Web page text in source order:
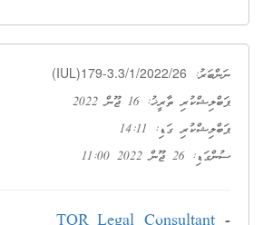
ނަންބަރު: (IUL)179-3.3/1/2022/26
ޕަބްލިޝްކުރި ތާރީޚު: 16 ޖޫން 2022
ޕަބްލިޝްކުރި ގަޑި: 14:11
ސުންގަޑި: 26 ޖޫން 2022 11:00